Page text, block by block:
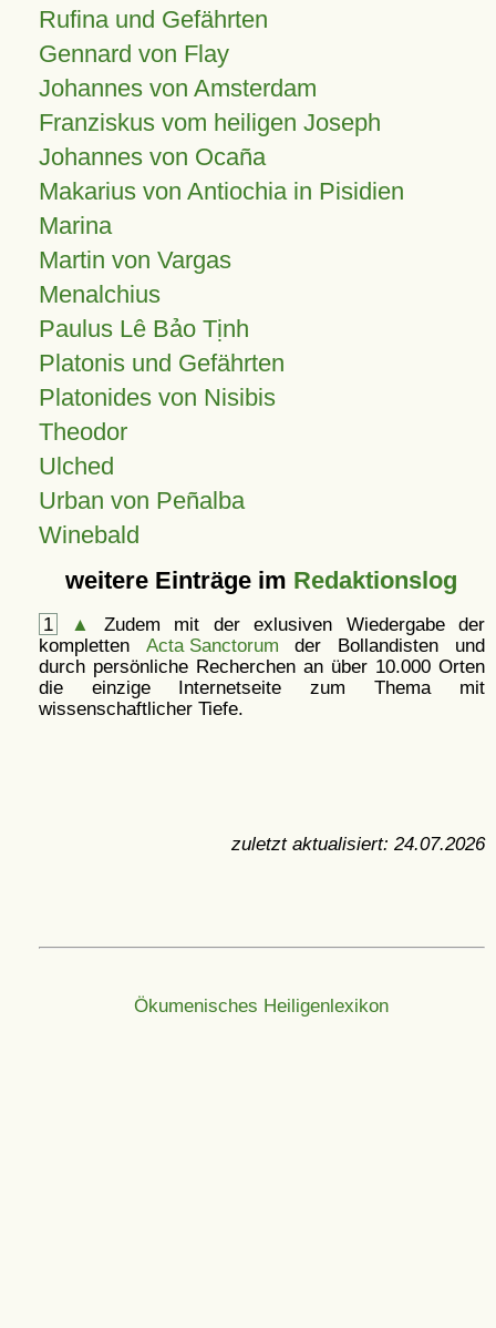
Rufina und Gefährten
Gennard von Flay
Johannes von Amsterdam
Franziskus vom heiligen Joseph
Johannes von Ocaña
Makarius von Antiochia in Pisidien
Marina
Martin von Vargas
Menalchius
Paulus Lê Bảo Tịnh
Platonis und Gefährten
Platonides von Nisibis
Theodor
Ulched
Urban von Peñalba
Winebald
weitere Einträge im Redaktionslog
1 ▲
Zudem mit der exlusiven Wiedergabe der
kompletten Acta Sanctorum der Bollandisten und
durch persönliche Recherchen an über 10.000 Orten
die einzige Internetseite zum Thema mit
wissenschaftlicher Tiefe.
zuletzt aktualisiert: 24.07.2026
Ökumenisches Heiligenlexikon